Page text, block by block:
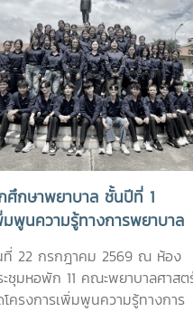
ศึกษาพยาบาล ชั้นปีที่ 1
มพูนความรู้ทางการพยาบาล
ริมสร้างอัตลักษณ์และความภาค
ใจในสถาบัน ภายใต้รายวิชา แ
ถีใหม่
ที่ 22 กรกฎาคม 2569 ณ ห้อง
ะชุมหอพัก 11 คณะพยาบาลศาสต
โครงการเพิ่มพูนความรู้ทางการ